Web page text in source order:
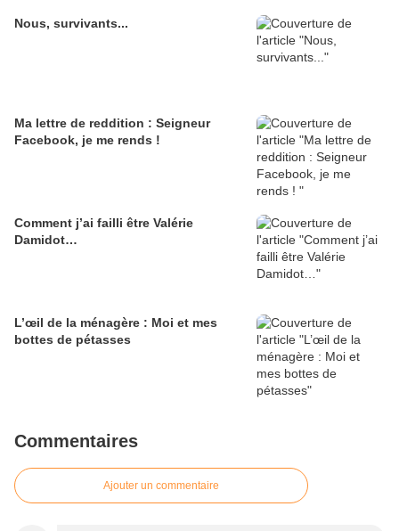
Nous, survivants...
Ma lettre de reddition : Seigneur
Facebook, je me rends !
Comment j’ai failli être Valérie
Damidot…
L’œil de la ménagère : Moi et mes
bottes de pétasses
Commentaires
Ajouter un commentaire